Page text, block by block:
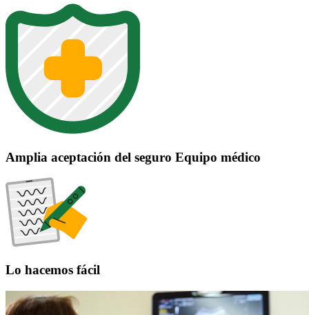
Amplia aceptación del seguro Equipo médico
Lo hacemos fácil